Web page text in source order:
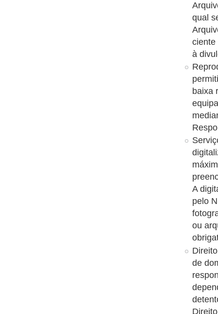
qual
ciente
à
baixa
A
pelo
ou
de